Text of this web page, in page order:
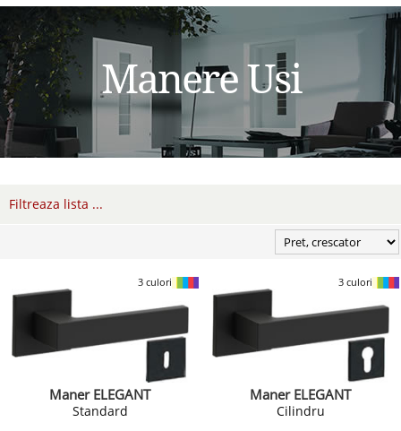
Manere Usi
Filtreaza lista ...
3 culori
Maner ELEGANT
Standard
3 culori
Maner ELEGANT
Cilindru